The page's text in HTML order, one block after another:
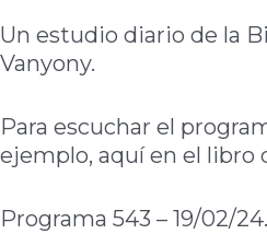
Un estudio diario de la
Vanyony.
Para escuchar el
ejemplo, aquí en el libro
Programa 543 – 19/02/24.